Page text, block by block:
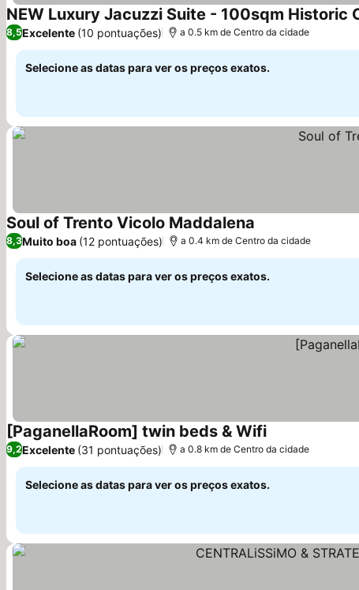
NEW Luxury Jacuzzi Suite - 100sqm Historic
8,5Excelente (10 pontuações) a 0.5 km de Centro da cidade
Selecione as datas para ver os preços exatos.
Soul of Trento Vicolo Maddalena
8,3Muito boa (12 pontuações) a 0.4 km de Centro da cidade
Selecione as datas para ver os preços exatos.
[PaganellaRoom] twin beds & WifiVer preços
9,2Excelente (31 pontuações) a 0.8 km de Centro da cidade
Selecione as datas para ver os preços exatos.